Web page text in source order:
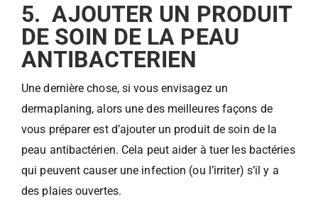
5. AJOUTER UN PRODUIT
DE SOIN DE LA PEAU
ANTIBACTERIEN
Une dernière chose, si vous envisagez un
dermaplaning, alors une des meilleures façons de
vous préparer est d’ajouter un produit de soin de la
peau antibactérien. Cela peut aider à tuer les bactéries
qui peuvent causer une infection (ou l’irriter) s’il y a
des plaies ouvertes.